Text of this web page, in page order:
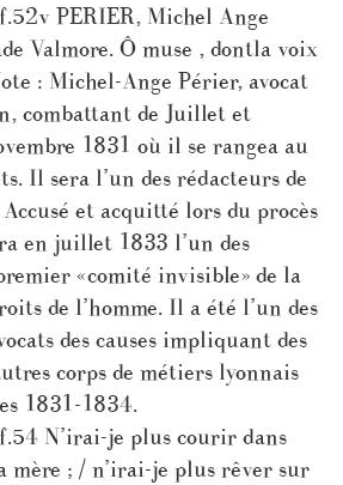
PERIER, Michel Ange
Valmore. Ô muse , dontla voix
: Michel-Ange Périer, avocat
combattant de Juillet et
1831 où il se rangea au
Il sera l’un des rédacteurs de
et acquitté lors du procès
en juillet 1833 l’un des
«comité invisible» de la
de l’homme. Il a été l’un des
des causes impliquant des
corps de métiers lyonnais
1831-1834.
N’irai-je plus courir dans
mère ; / n’irai-je plus rêver sur